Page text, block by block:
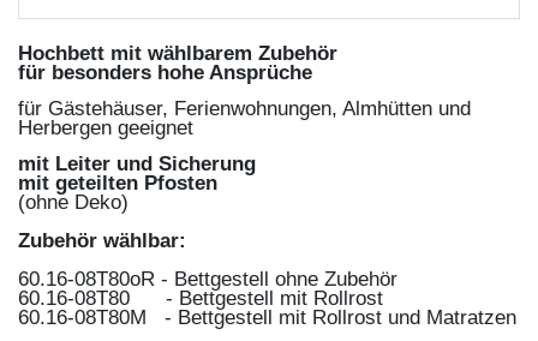
Hochbett mit wählbarem Zubehör
für besonders hohe Ansprüche
für Gästehäuser, Ferienwohnungen, Almhütten und
Herbergen geeignet
mit Leiter und Sicherung
mit geteilten Pfosten
(ohne Deko)
Zubehör wählbar:
60.16-08T80oR - Bettgestell ohne Zubehör
60.16-08T80 - Bettgestell mit Rollrost
60.16-08T80M - Bettgestell mit Rollrost und Matratzen